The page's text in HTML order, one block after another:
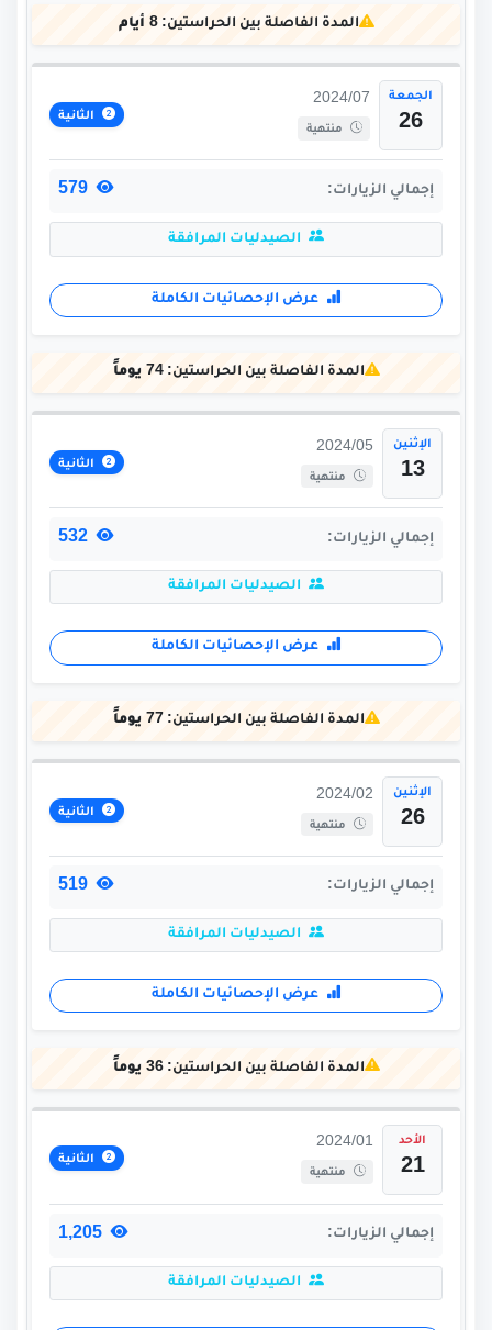
المدة الفاصلة بين الحراستين:8 أيام
الجمعة
26
2024/07
منتهية
الثانية
إجمالي الزيارات:
الصيدليات المرافقة
عرض الإحصائيات الكاملة
المدة الفاصلة بين الحراستين:74 يوماً
الإثنين
13
2024/05
منتهية
الثانية
إجمالي الزيارات:
الصيدليات المرافقة
عرض الإحصائيات الكاملة
المدة الفاصلة بين الحراستين: 77 يوماً
الإثنين
26
2024/02
منتهية
الثانية
إجمالي الزيارات:
الصيدليات المرافقة
عرض الإحصائيات الكاملة
المدة الفاصلة بين الحراستين:36 يوماً
الأحد
21
2024/01
منتهية
الثانية
إجمالي الزيارات:
الصيدليات المرافقة